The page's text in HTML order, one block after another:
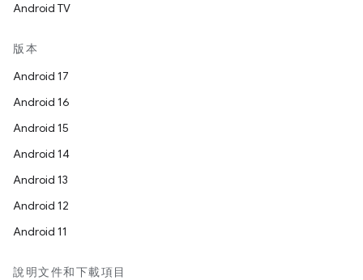
Android TV
版本
Android 17
Android 16
Android 15
Android 14
Android 13
Android 12
Android 11
說明文件和下載項目